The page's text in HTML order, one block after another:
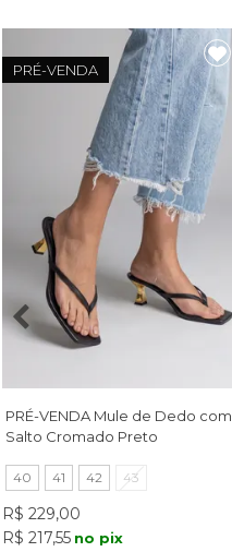
PRÉ-VENDA
PRÉ-VENDA Mule de Dedo com
Salto Cromado Preto
40 41 42 43
R$ 229,00
R$ 217,55 no pix